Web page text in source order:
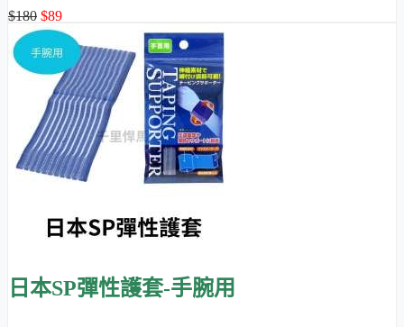
$180 $89
日本SP彈性護套-手腕用